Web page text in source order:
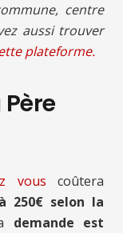
centre
aussi trouver
plateforme.
vous coûtera
250€ selon la
demande est